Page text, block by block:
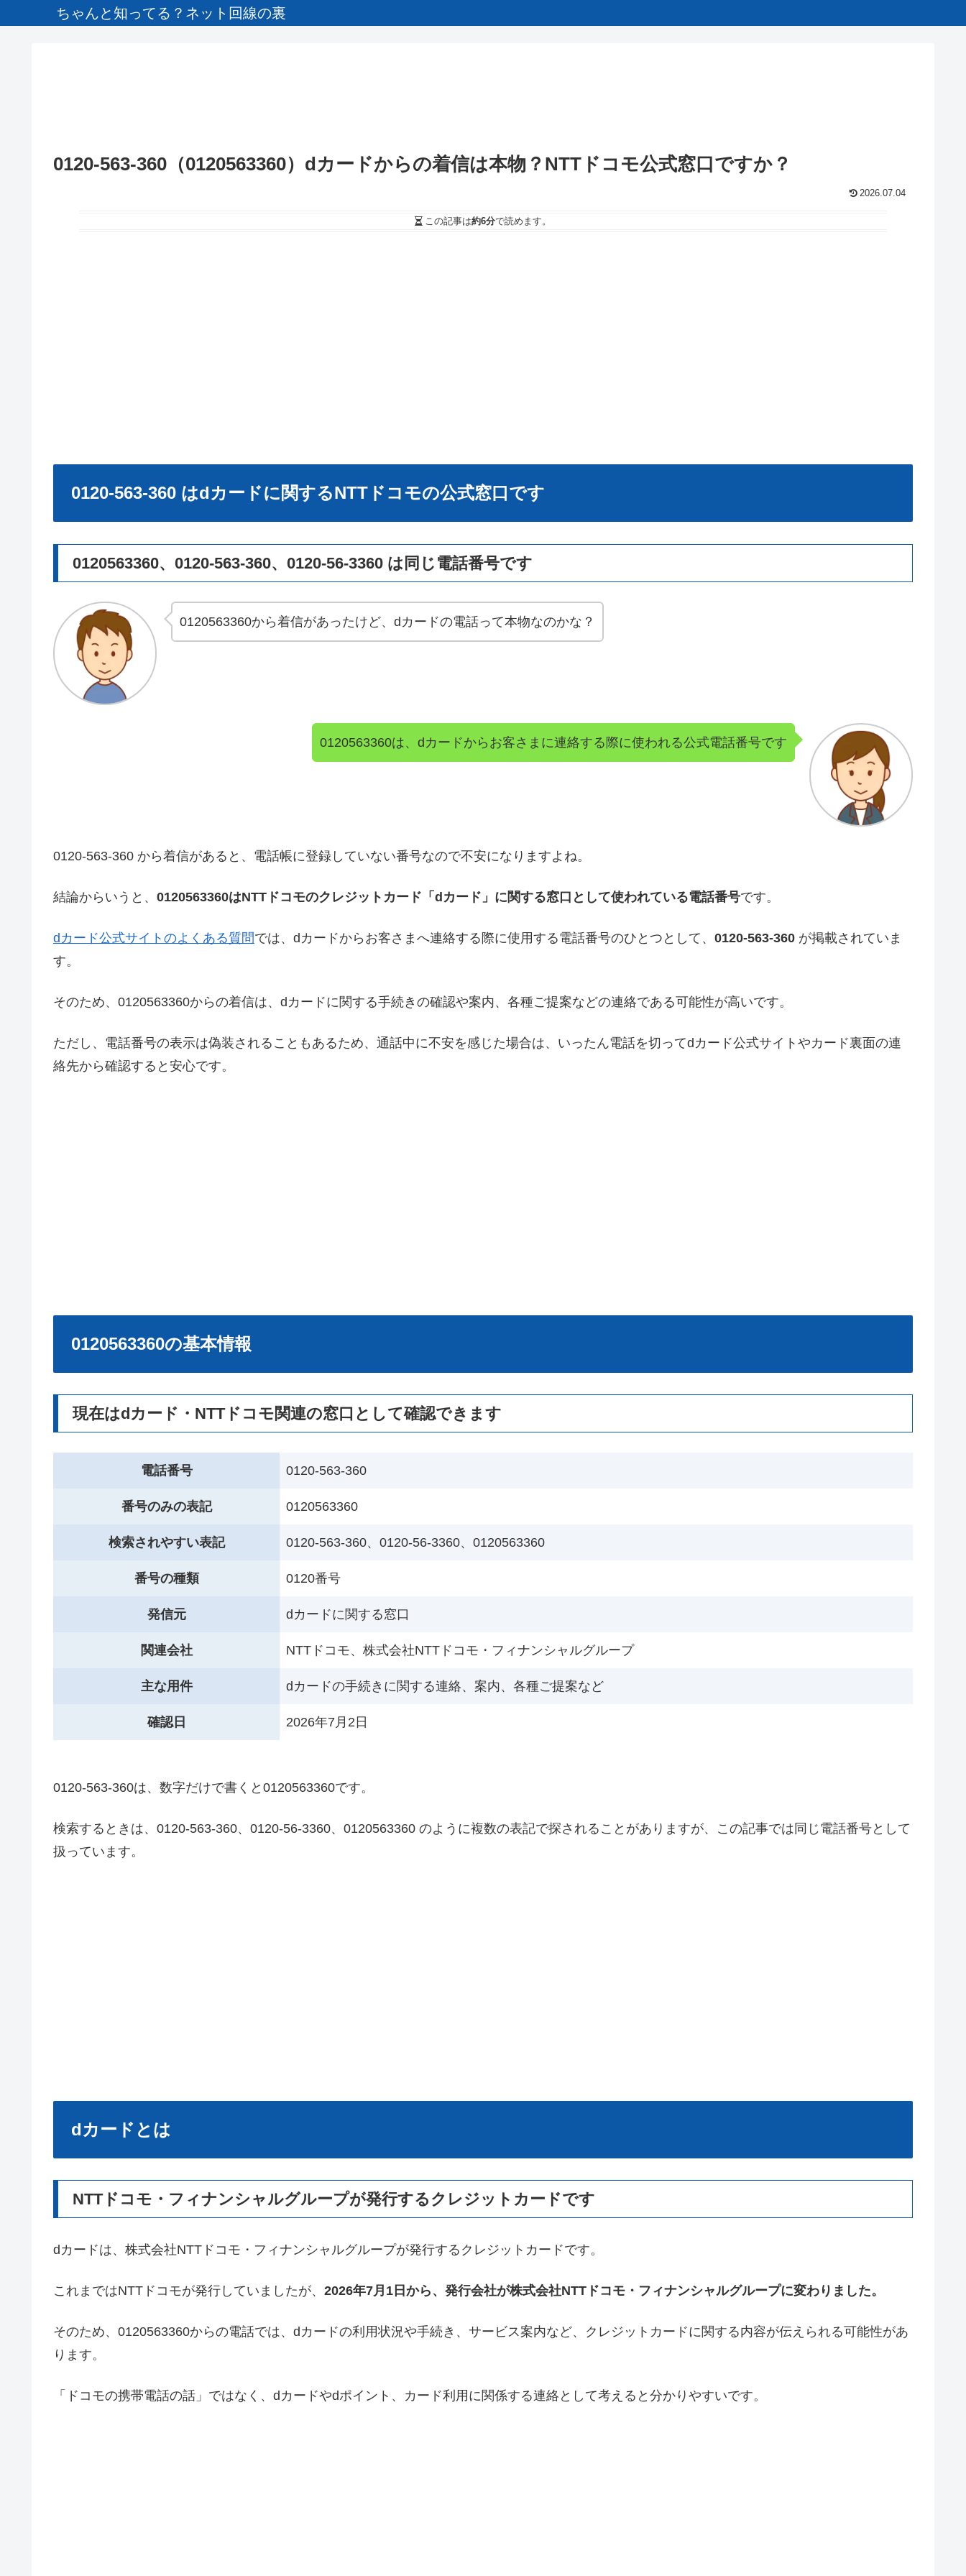
ちゃんと知ってる？ネット回線の裏
0120-563-360（0120563360）dカードからの着信は本物？NTTドコモ公式窓口ですか？
2026.07.04
この記事は約6分で読めます。
0120-563-360 はdカードに関するNTTドコモの公式窓口です
0120563360、0120-563-360、0120-56-3360 は同じ電話番号です
0120563360から着信があったけど、dカードの電話って本物なのかな？
0120563360は、dカードからお客さまに連絡する際に使われる公式電話番号です
0120-563-360 から着信があると、電話帳に登録していない番号なので不安になりますよね。
結論からいうと、 0120563360はNTTドコモのクレジットカード「dカード」に関する窓口として使われている電話番号です。
dカード公式サイトのよくある質問では、dカードからお客さまへ連絡する際に使用する電話番号のひとつとして、 0120-563-360 が掲載されていま
す。
そのため、0120563360からの着信は、dカードに関する手続きの確認や案内、各種ご提案などの連絡である可能性が高いです。
ただし、電話番号の表示は偽装されることもあるため、通話中に不安を感じた場合は、いったん電話を切ってdカード公式サイトやカード裏面の連
絡先から確認すると安心です。
0120563360の基本情報
現在はdカード・NTTドコモ関連の窓口として確認できます
電話番号 0120-563-360
番号のみの表記 0120563360
検索されやすい表記 0120-563-360、0120-56-3360、0120563360
番号の種類 0120番号
発信元 dカードに関する窓口
関連会社 NTTドコモ、株式会社NTTドコモ・フィナンシャルグループ
主な用件 dカードの手続きに関する連絡、案内、各種ご提案など
確認日 2026年7月2日
0120-563-360は、数字だけで書くと0120563360です。
検索するときは、0120-563-360、0120-56-3360、0120563360 のように複数の表記で探されることがありますが、この記事では同じ電話番号として
扱っています。
dカードとは
NTTドコモ・フィナンシャルグループが発行するクレジットカードです
dカードは、株式会社NTTドコモ・フィナンシャルグループが発行するクレジットカードです。
これまではNTTドコモが発行していましたが、 2026年7月1日から、発行会社が株式会社NTTドコモ・フィナンシャルグループに変わりました。
そのため、0120563360からの電話では、dカードの利用状況や手続き、サービス案内など、クレジットカードに関する内容が伝えられる可能性があ
ります。
「ドコモの携帯電話の話」ではなく、dカードやdポイント、カード利用に関係する連絡として考えると分かりやすいです。